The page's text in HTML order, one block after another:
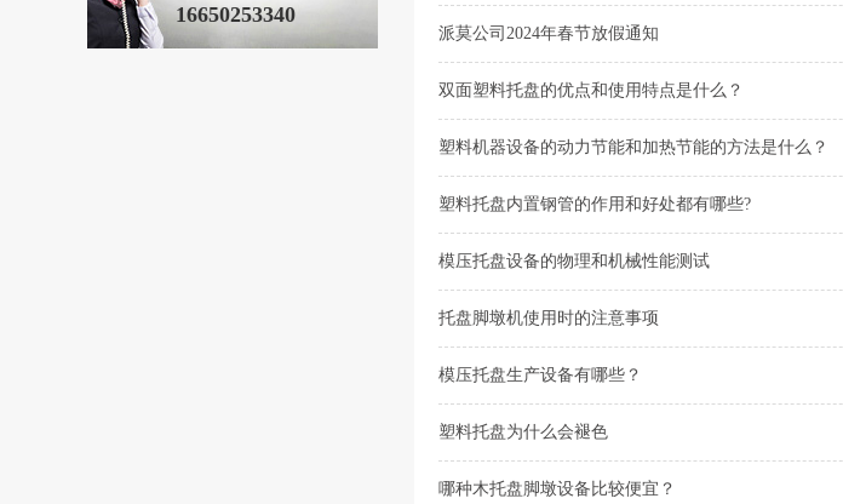
派莫公司2024年春节放假通知
双面塑料托盘的优点和使用特点是什么？
塑料机器设备的动力节能和加热节能的方法是什么？
塑料托盘内置钢管的作用和好处都有哪些?
模压托盘设备的物理和机械性能测试
托盘脚墩机使用时的注意事项
模压托盘生产设备有哪些？
塑料托盘为什么会褪色
哪种木托盘脚墩设备比较便宜？
16650253340